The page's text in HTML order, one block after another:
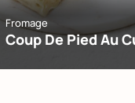
Fromage
Coup De Pied Au